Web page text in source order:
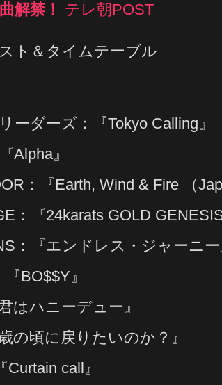
解禁！
テレ朝POST
ト＆タイムテーブル
ーダーズ：『Tokyo Calling』
Alpha』
：『Earth, Wind & Fire （
：『24karats GOLD GENESIS
：『エンドレス・ジャーニー
BO$$Y』
はハニーデュー』
の頃に戻りたいのか？』
Curtain call』